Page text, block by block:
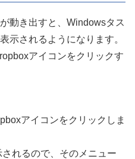
動き出すと、Windowsタス
示されるようになります。
アイコンをクリックす
アイコンをクリックしま
れるので、そのメニュー